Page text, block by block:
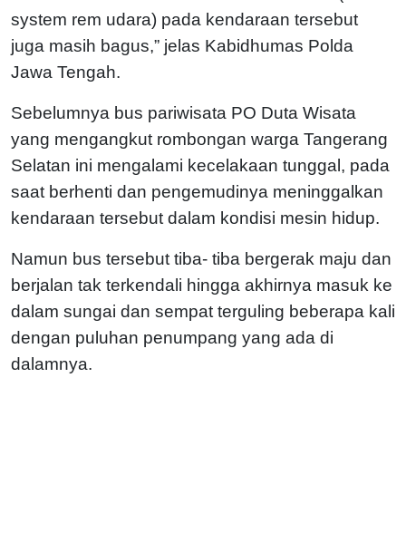
system rem udara) pada kendaraan tersebut
juga masih bagus,” jelas Kabidhumas Polda
Jawa Tengah.
Sebelumnya bus pariwisata PO Duta Wisata
yang mengangkut rombongan warga Tangerang
Selatan ini mengalami kecelakaan tunggal, pada
saat berhenti dan pengemudinya meninggalkan
kendaraan tersebut dalam kondisi mesin hidup.
Namun bus tersebut tiba- tiba bergerak maju dan
berjalan tak terkendali hingga akhirnya masuk ke
dalam sungai dan sempat terguling beberapa kali
dengan puluhan penumpang yang ada di
dalamnya.